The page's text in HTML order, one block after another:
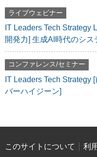
ライブウェビナー
IT Leaders Tech Strategy
開発力] 生成AI時代のシス
コンファレンス/セミナー
IT Leaders Tech Strategy
バーハイジーン]
このサイトについて 利